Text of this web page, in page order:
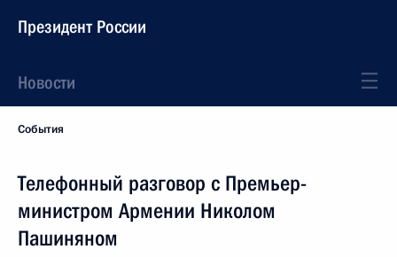
Президент России
Новости
События
Телефонный разговор с Премьер-
министром Армении Николом
Пашиняном